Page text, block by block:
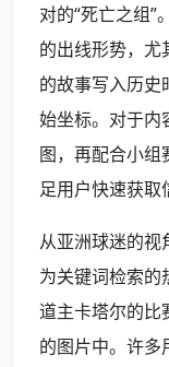
对的“死亡之组”
的出线形势，尤
的故事写入历史
始坐标。对于内
图，再配合小组
足用户快速获取
从亚洲球迷的视
为关键词检索的
道主卡塔尔的比
的图片中。许多